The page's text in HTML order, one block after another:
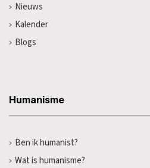
Nieuws
Kalender
Blogs
Humanisme
Ben ik humanist?
Wat is humanisme?